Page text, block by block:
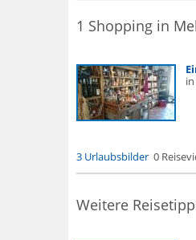
1 Shopping in
3 Urlaubsbilder 0
Weitere